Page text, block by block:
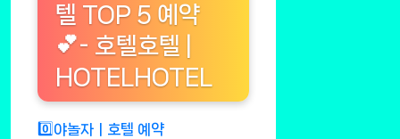
텔 TOP 5 예약
💕- 호텔호텔 |
HOTELHOTEL
0️⃣야놀자ㅣ호텔 예약